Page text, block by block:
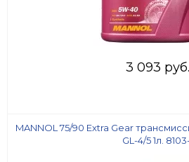
3 093 руб.
MANNOL 75/90 Extra Gear
GL-4/5 1л.